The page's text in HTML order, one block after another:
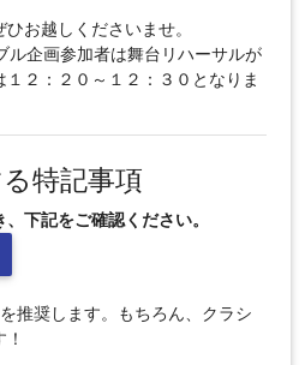
お越しくださいませ。
ル企画参加者は舞台リハーサルが
２：２０～１２：３０となりま
特記事項
下記をご確認ください。
推奨します。もちろん、クラシ